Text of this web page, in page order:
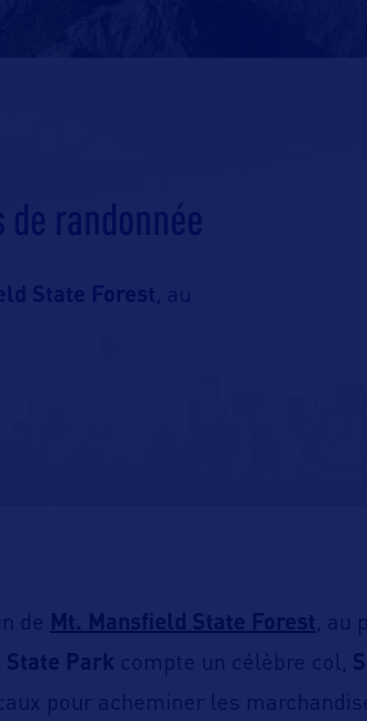
randonnée
State Forest, au
de Mt. Mansfield State Forest, au
State Park compte un célèbre col,
pour acheminer les